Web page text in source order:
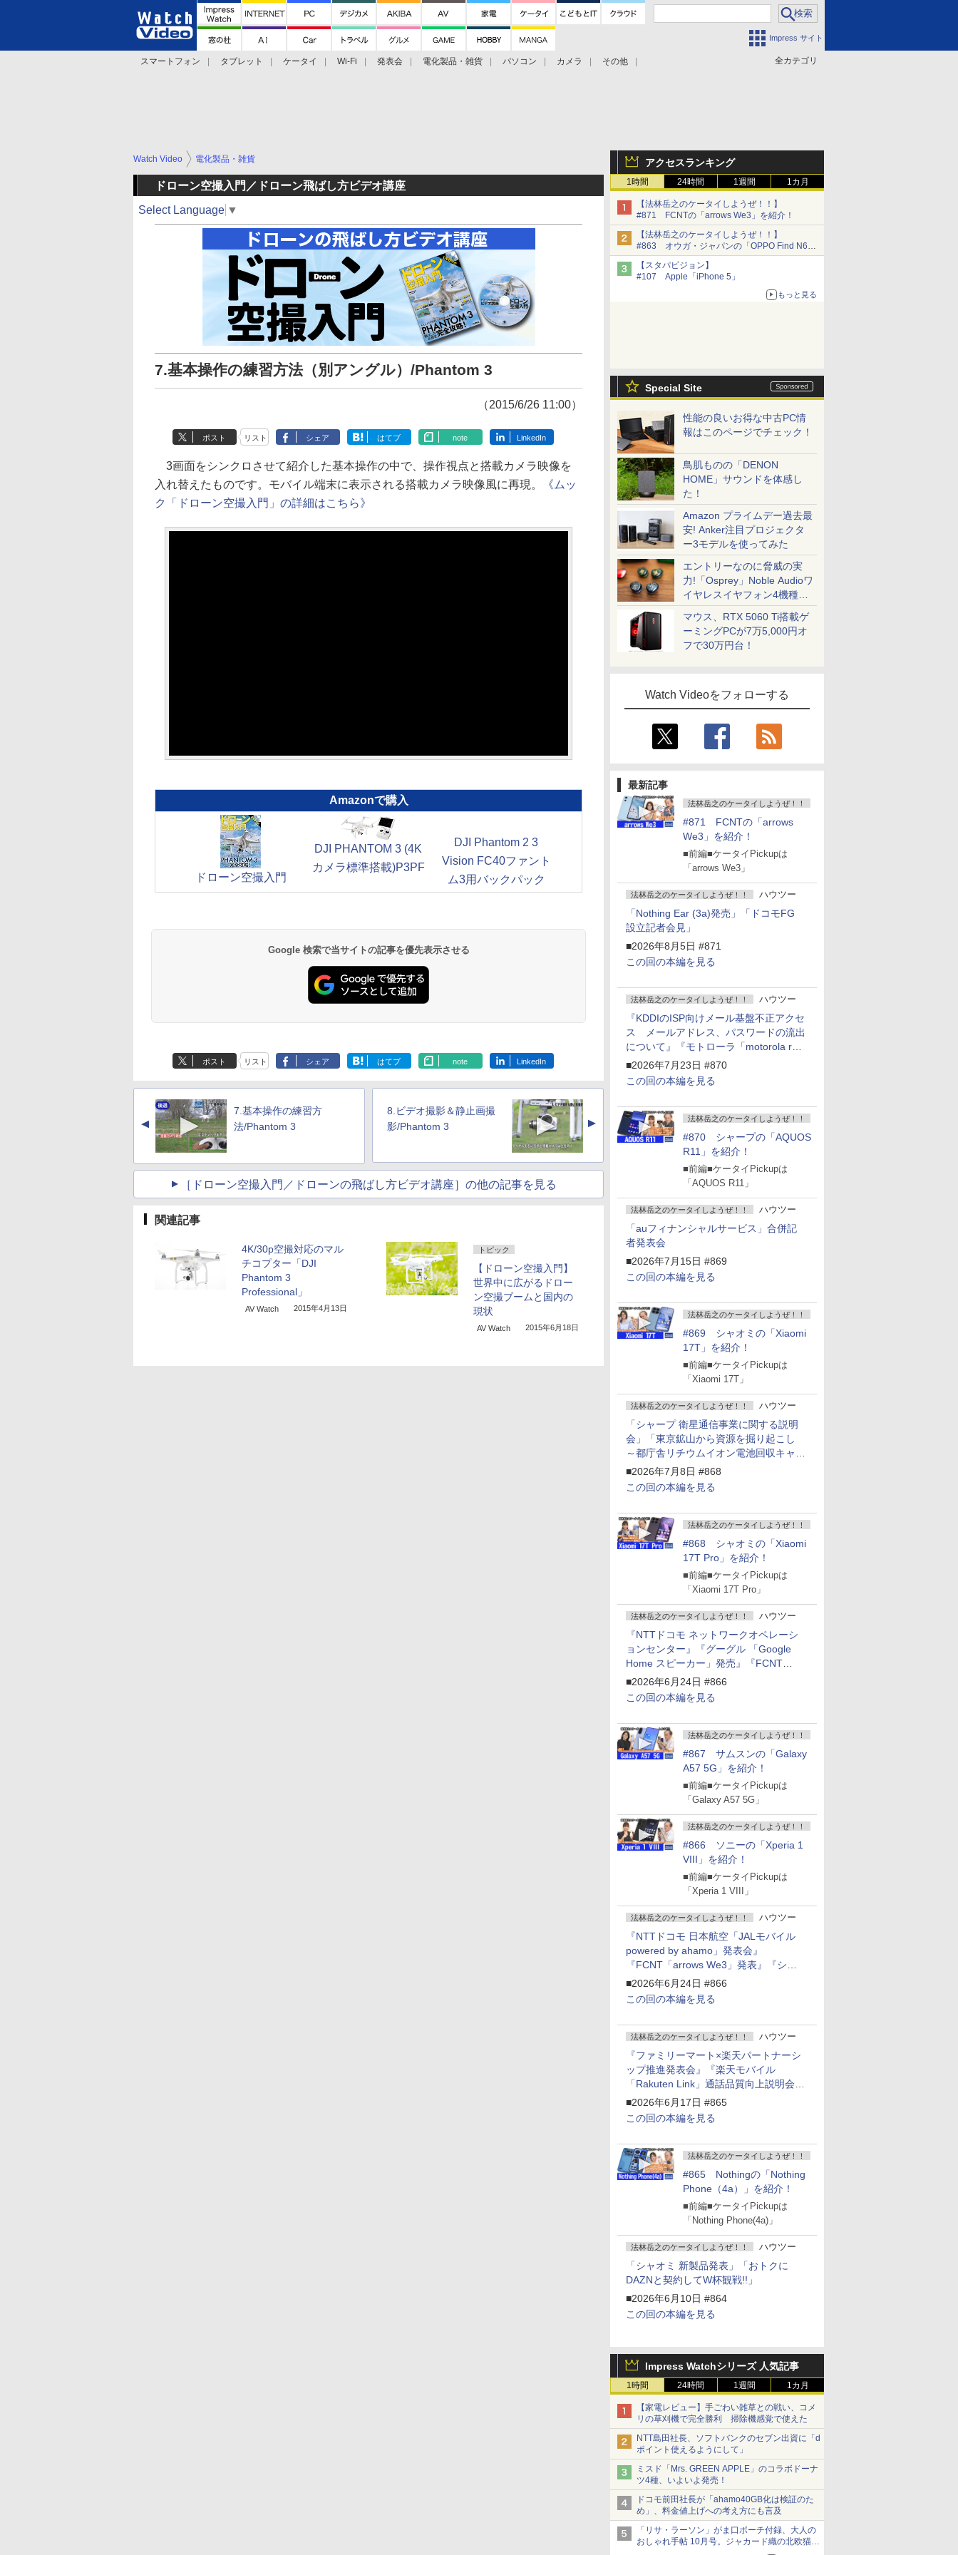
Impress サイト
全カテゴリ
スマートフォン タブレット ケータイ Wi-Fi 発表会 電化製品・雑貨 パソコン カメラ
その他
アクセスランキング
1時間 24時間 1週間 1カ月
【法林岳之のケータイしようぜ！！】
#871 FCNTの「arrows We3」を紹介！
【法林岳之のケータイしようぜ！！】
#863 オウガ・ジャパンの「OPPO Find N6」
を紹介！
【スタパビジョン】
#107 Apple「iPhone 5」
もっと見る
Special Site
性能の良いお得な中古PC情
報はこのページでチェック！
鳥肌ものの「DENON
HOME」サウンドを体感し
た！
Amazon プライムデー過去最
安! Anker注目プロジェクタ
ー3モデルを使ってみた
エントリーなのに脅威の実
力!「Osprey」Noble Audioワ
イヤレスイヤフォン4機種を
一気に聴く
マウス、RTX 5060 Ti搭載ゲ
ーミングPCが7万5,000円オ
フで30万円台！
Watch Videoをフォローする
最新記事
法林岳之のケータイしようぜ！！
#871 FCNTの「arrows
We3」を紹介！
■前編■ケータイPickupは
「arrows We3」
法林岳之のケータイしようぜ！！ ハウツー
「Nothing Ear (3a)発売」「ドコモFG
設立記者会見」
■2026年8月5日 #871
この回の本編を見る
法林岳之のケータイしようぜ！！ ハウツー
『KDDIのISP向けメール基盤不正アクセ
ス メールアドレス、パスワードの流出
について』『モトローラ「motorola razr
fold」発表』『サムスン「Galaxy
Unpacked」開催』
■2026年7月23日 #870
この回の本編を見る
法林岳之のケータイしようぜ！！
#870 シャープの「AQUOS
R11」を紹介！
■前編■ケータイPickupは
「AQUOS R11」
法林岳之のケータイしようぜ！！ ハウツー
「auフィナンシャルサービス」合併記
者発表会
■2026年7月15日 #869
この回の本編を見る
法林岳之のケータイしようぜ！！
#869 シャオミの「Xiaomi
17T」を紹介！
■前編■ケータイPickupは
「Xiaomi 17T」
法林岳之のケータイしようぜ！！ ハウツー
「シャープ 衛星通信事業に関する説明
会」「東京鉱山から資源を掘り起こし
～都庁舎リチウムイオン電池回収キャン
ペーン～」
■2026年7月8日 #868
この回の本編を見る
法林岳之のケータイしようぜ！！
#868 シャオミの「Xiaomi
17T Pro」を紹介！
■前編■ケータイPickupは
「Xiaomi 17T Pro」
法林岳之のケータイしようぜ！！ ハウツー
『NTTドコモ ネットワークオペレーシ
ョンセンター』『グーグル 「Google
Home スピーカー」発売』『FCNT
「arrows Alpha2」発表』『KDDI
「povo2.0」サービス説明会』
■2026年6月24日 #866
この回の本編を見る
法林岳之のケータイしようぜ！！
#867 サムスンの「Galaxy
A57 5G」を紹介！
■前編■ケータイPickupは
「Galaxy A57 5G」
法林岳之のケータイしようぜ！！
#866 ソニーの「Xperia 1
VIII」を紹介！
■前編■ケータイPickupは
「Xperia 1 VIII」
法林岳之のケータイしようぜ！！ ハウツー
『NTTドコモ 日本航空「JALモバイル
powered by ahamo」発表会』
『FCNT「arrows We3」発表』『シャ
ープ 新製品発表会』
■2026年6月24日 #866
この回の本編を見る
法林岳之のケータイしようぜ！！ ハウツー
『ファミリーマート×楽天パートナーシ
ップ推進発表会』『楽天モバイル
「Rakuten Link」通話品質向上説明会』
『Google Storeを今年夏、東京・表参道
にオープン』『KDDI ローソン「ハッピ
ーローソンタウン池田伏尾台店」オープ
■2026年6月17日 #865
この回の本編を見る
法林岳之のケータイしようぜ！！
#865 Nothingの「Nothing
Phone（4a）」を紹介！
■前編■ケータイPickupは
「Nothing Phone(4a)」
法林岳之のケータイしようぜ！！ ハウツー
「シャオミ 新製品発表」「おトクに
DAZNと契約してW杯観戦!!」
■2026年6月10日 #864
この回の本編を見る
Impress Watchシリーズ 人気記事
1時間 24時間 1週間 1カ月
【家電レビュー】手ごわい雑草との戦い、コメ
リの草刈機で完全勝利 掃除機感覚で使えた
NTT島田社長、ソフトバンクのセブン出資に「d
ポイント使えるようにして」
ミスド「Mrs. GREEN APPLE」のコラボドーナ
ツ4種、いよいよ発売！
ドコモ前田社長が「ahamo40GB化は検証のた
め」、料金値上げへの考え方にも言及
「リサ・ラーソン」がま口ポーチ付録、大人の
おしゃれ手帖 10月号。ジャカード織の北欧猫デ
Watch Video 電化製品・雑貨
ドローン空撮入門／ドローン飛ばし方ビデオ講座
Select Language ▼
7.基本操作の練習方法（別アングル）/Phantom 3
（2015/6/26 11:00）
ポスト リスト シェア はてブ note LinkedIn
3画面をシンクロさせて紹介した基本操作の中で、操作視点と搭載カメラ映像を
入れ替えたものです。モバイル端末に表示される搭載カメラ映像風に再現。
《ムッ
ク「ドローン空撮入門」の詳細はこちら》
Amazonで購入
ドローン空撮入門
DJI PHANTOM 3 (4K
カメラ標準搭載)P3PF
DJI Phantom 2 3
Vision FC40ファント
ム3用バックパック
Google 検索で当サイトの記事を優先表示させる
ポスト リスト シェア はてブ note LinkedIn
▲
7.基本操作の練習方
法/Phantom 3
8.ビデオ撮影＆静止画撮
影/Phantom 3
▲
［ドローン空撮入門／ドローンの飛ばし方ビデオ講座］の他の記事を見る
関連記事
4K/30p空撮対応のマル
チコプター「DJI
Phantom 3
Professional」
AV Watch 2015年4月13日
トピック
【ドローン空撮入門】
世界中に広がるドロー
ン空撮ブームと国内の
現状
AV Watch 2015年6月18日